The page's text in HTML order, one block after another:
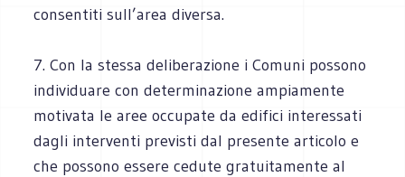
consentiti sull’area diversa.
7. Con la stessa deliberazione i Comuni possono
individuare con determinazione ampiamente
motivata le aree occupate da edifici interessati
dagli interventi previsti dal presente articolo e
che possono essere cedute gratuitamente al